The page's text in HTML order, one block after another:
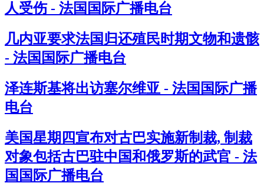
人受伤 - 法国国际广播电台
几内亚要求法国归还殖民时期文物和遗骸
- 法国国际广播电台
泽连斯基将出访塞尔维亚 - 法国国际广播
电台
美国星期四宣布对古巴实施新制裁, 制裁
对象包括古巴驻中国和俄罗斯的武官 - 法
国国际广播电台